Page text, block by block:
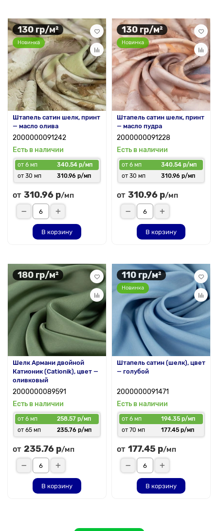
130 гр/м²
Новинка
Штапель сатин шелк, принт
— масло олива
2000000091242
Есть в наличии
от 6 мп
340.54 р/мп
от 30 мп
310.96 р/мп
от 310.96 р/мп
В корзину
130 гр/м²
Новинка
Штапель сатин шелк, принт
— масло пудра
2000000091228
Есть в наличии
от 6 мп
340.54 р/мп
от 30 мп
310.96 р/мп
от 310.96 р/мп
В корзину
180 гр/м²
Шелк Армани двойной
Катионик (Cationik), цвет —
оливковый
2000000089591
Есть в наличии
от 6 мп
258.57 р/мп
от 65 мп
235.76 р/мп
от 235.76 р/мп
В корзину
110 гр/м²
Новинка
Штапель сатин (шелк), цвет
— голубой
2000000091471
Есть в наличии
от 6 мп
194.35 р/мп
от 70 мп
177.45 р/мп
от 177.45 р/мп
В корзину